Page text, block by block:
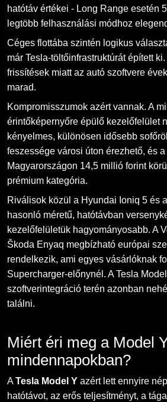
hatótáv értékei - Long Range esetén
legtöbb felhasználási módhoz
Céges flottába szintén logikus
már Tesla-töltőinfrastruktúrát épített
frissítések miatt az autó szoftvere
marad.
Kompromisszumok azért vannak. A
érintőképernyőre épülő kezelőfelület
kényelmes, különösen idősebb
feszessége városi úton érezhető, és
Magyarországon 14,5 millió forint
prémium kategória.
Riválisok közül a Hyundai Ioniq 5 és
hasonló méretű, hatótávban
kezelőfelületük hagyományosabb. A
Škoda Enyaq megbízható európai
rendelkezik, ami egyes vásárlóknak
Supercharger-előnynél. A Tesla
szoftverintegráció terén azonban
találni.
Miért éri meg a Model
mindennapokban?
ATesla Model Y azért lett ennyire
hatótávot, az erős teljesítményt, a